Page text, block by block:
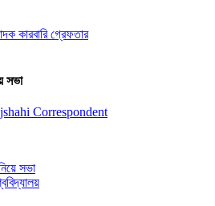
সভা
Correspondent